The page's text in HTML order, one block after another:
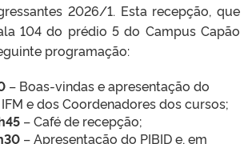
2026/1. Esta recepção, que
104 do prédio 5 do Campus Capão
programação:
– Boas-vindas e apresentação do
e dos Coordenadores dos cursos;
– Café de recepção;
– Apresentação do PIBID e, em